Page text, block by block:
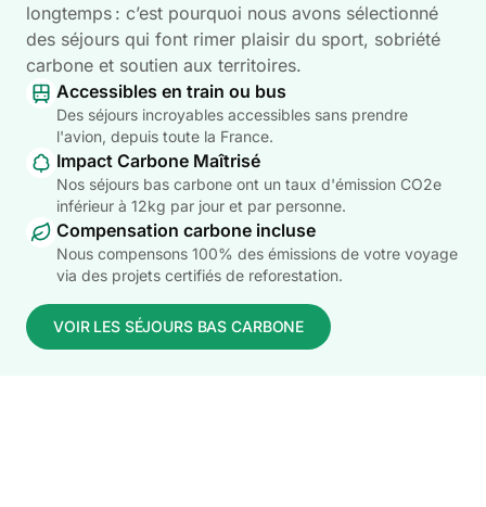
longtemps : c’est pourquoi nous avons sélectionné
des séjours qui font rimer plaisir du sport, sobriété
carbone et soutien aux territoires.
Accessibles en train ou bus
Des séjours incroyables accessibles sans prendre
l'avion, depuis toute la France.
Impact Carbone Maîtrisé
Nos séjours bas carbone ont un taux d'émission CO2e
inférieur à 12kg par jour et par personne.
Compensation carbone incluse
Nous compensons 100% des émissions de votre voyage
via des projets certifiés de reforestation.
VOIR LES SÉJOURS BAS CARBONE